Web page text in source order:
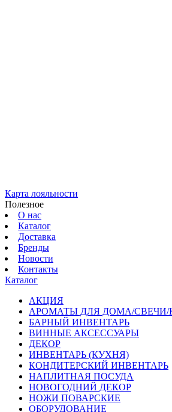
Карта лояльности
Полезное
О нас
Каталог
Доставка
Бренды
Новости
Контакты
Каталог
АКЦИЯ
АРОМАТЫ ДЛЯ ДОМА/
БАРНЫЙ ИНВЕНТАРЬ
ВИННЫЕ АКСЕССУАРЫ
ДЕКОР
ИНВЕНТАРЬ (КУХНЯ)
КОНДИТЕРСКИЙ ИНВЕНТАРЬ
НАПЛИТНАЯ ПОСУДА
НОВОГОДНИЙ ДЕКОР
НОЖИ ПОВАРСКИЕ
ОБОРУДОВАНИЕ